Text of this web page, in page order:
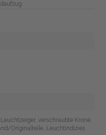
verschraubte Krone,
Originalteile, Leuchtindizies